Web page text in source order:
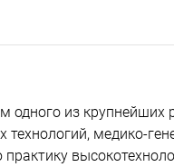
из крупнейших
медико-